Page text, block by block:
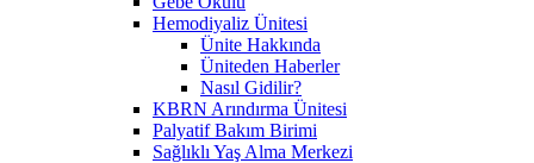
Hemodiyaliz Ünitesi
Ünite Hakkında
Üniteden Haberler
Nasıl Gidilir?
KBRN Arındırma Ünitesi
Palyatif Bakım Birimi
Sağlıklı Yaş Alma Merkezi